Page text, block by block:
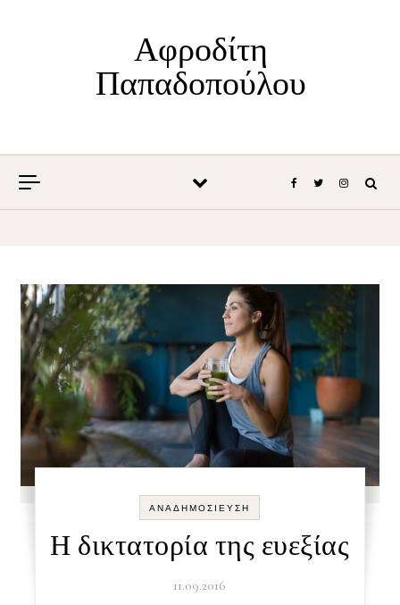
Αφροδίτη
Παπαδοπούλου
ΑΝΑΔΗΜΟΣΊΕΥΣΗ
Η δικτατορία της ευεξίας
11.09.2016